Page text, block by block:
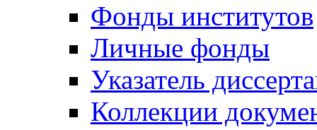
Фонды институтов
Личные фонды
Указатель
Коллекции